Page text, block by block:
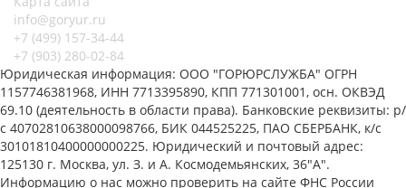
info@goryur.ru
+7 (499) 157-34-44
+7 (903) 280-02-84
Юридическая информация: ООО "ГОРЮРСЛУЖБА" ОГРН
1157746381968, ИНН 7713395890, КПП 771301001, осн. ОКВЭД
69.10 (деятельность в области права). Банковские реквизиты: р/
с 40702810638000098766, БИК 044525225, ПАО СБЕРБАНК, к/с
30101810400000000225. Юридический и почтовый адрес:
125130 г. Москва, ул. З. и А. Космодемьянских, 36"А".
Информацию о нас можно проверить на сайте ФНС России